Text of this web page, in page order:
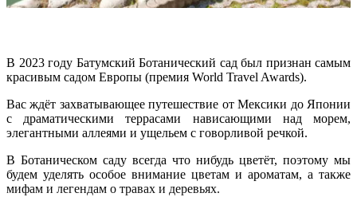
В 2023 году Батумский Ботанический сад был признан самым
красивым садом Европы (премия World Travel Awards).
Вас ждёт захватывающее путешествие от Мексики до Японии
с драматическими террасами нависающими над морем,
элегантными аллеями и ущельем с говорливой речкой.
В Ботаническом саду всегда что нибудь цветёт, поэтому мы
будем уделять особое внимание цветам и ароматам, а также
мифам и легендам о травах и деревьях.